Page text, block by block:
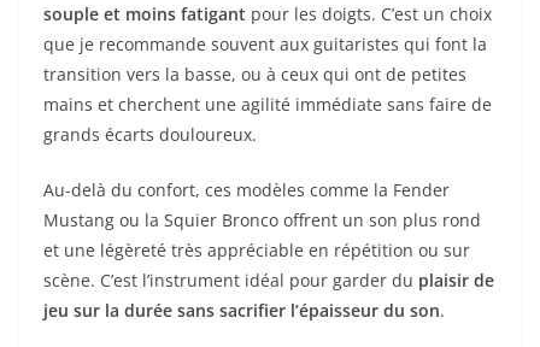
souple et moins fatigant pour les doigts. C’est un choix
que je recommande souvent aux guitaristes qui font la
transition vers la basse, ou à ceux qui ont de petites
mains et cherchent une agilité immédiate sans faire de
grands écarts douloureux.
Au-delà du confort, ces modèles comme la Fender
Mustang ou la Squier Bronco offrent un son plus rond
et une légèreté très appréciable en répétition ou sur
scène. C’est l’instrument idéal pour garder du plaisir de
jeu sur la durée sans sacrifier l’épaisseur du son.